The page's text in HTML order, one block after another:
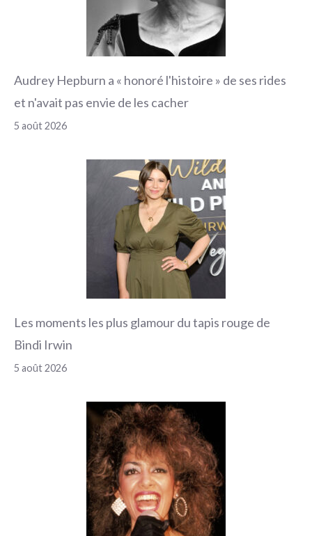
Audrey Hepburn a « honoré l'histoire » de ses rides
et n'avait pas envie de les cacher
5 août 2026
Les moments les plus glamour du tapis rouge de
Bindi Irwin
5 août 2026